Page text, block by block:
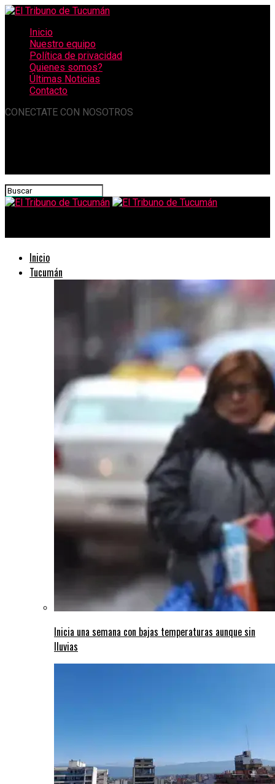
Inicio
Nuestro equipo
Política de privacidad
Quienes somos?
Últimas Noticias
Contacto
CONECTATE CON NOSOTROS
Inicio
Tucumán
Inicia una semana con bajas temperaturas aunque sin
lluvias